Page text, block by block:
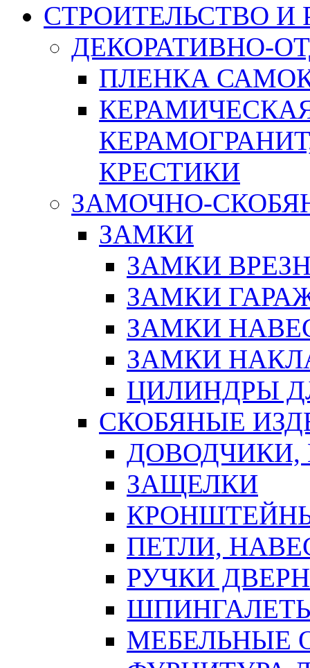
СТРОИТЕЛЬСТВО И
ДЕКОРАТИВНО-
ПЛЕНКА
КРЕСТИКИ
ЗАМОЧНО-
ЗАМКИ
ЗАМКИ
ЗАМКИ
ЗАМКИ
ЗАМКИ
ЦИЛИНДРЫ
СКОБЯНЫЕ
ЗАЩЕЛКИ
ПЕТЛИ,
РУЧКИ
МЕБЕЛЬНЫЕ